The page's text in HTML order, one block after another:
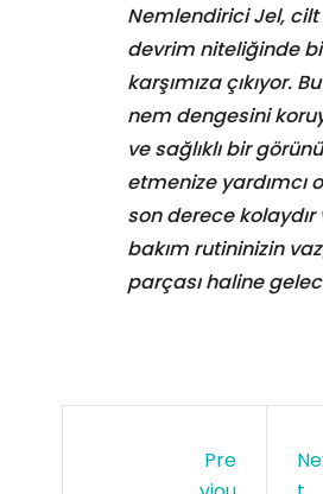
Nemlendirici Jel, cilt
devrim niteliğinde
karşımıza çıkıyor.
nem dengesini
ve sağlıklı bir
etmenize yardımcı
son derece
bakım rutininizin
parçası haline
Pre